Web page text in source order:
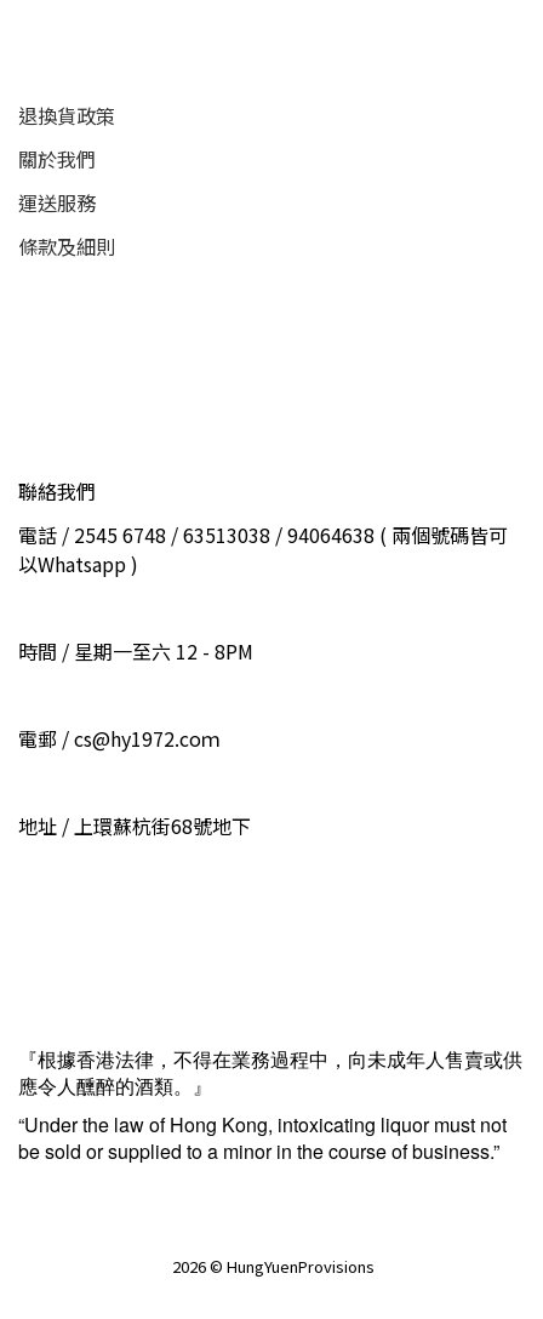
退換貨政策
關於我們
運送服務
條款及細則
聯絡我們
電話 / 2545 6748 / 63513038 / 94064638 ( 兩個號碼皆可
以Whatsapp )
時間 / 星期一至六 12 - 8PM
電郵 / cs@hy1972.coｍ
地址 / 上環蘇杭街68號地下
『根據香港法律，不得在業務過程中，向未成年人售賣或供
應令人醺醉的酒類。』
“Under the law of Hong Kong, intoxicating liquor must not
be sold or supplied to a minor in the course of business.”
2026 © HungYuenProvisions